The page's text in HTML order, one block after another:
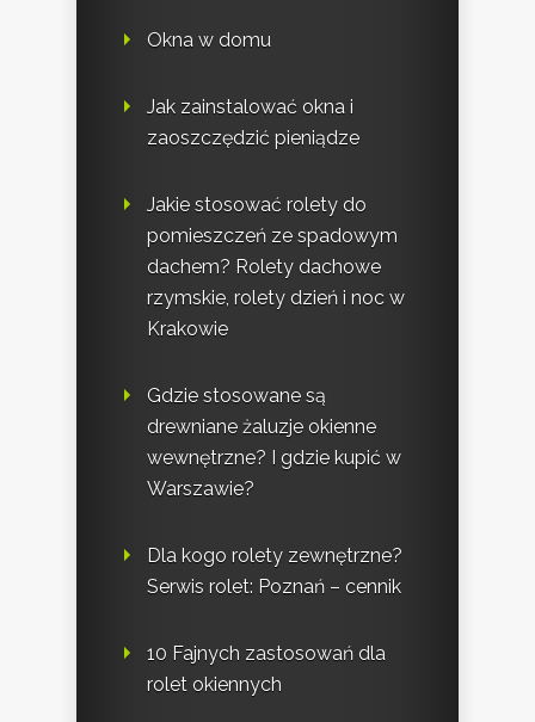
Okna w domu
Jak zainstalować okna i
zaoszczędzić pieniądze
Jakie stosować rolety do
pomieszczeń ze spadowym
dachem? Rolety dachowe
rzymskie, rolety dzień i noc w
Krakowie
Gdzie stosowane są
drewniane żaluzje okienne
wewnętrzne? I gdzie kupić w
Warszawie?
Dla kogo rolety zewnętrzne?
Serwis rolet: Poznań – cennik
10 Fajnych zastosowań dla
rolet okiennych